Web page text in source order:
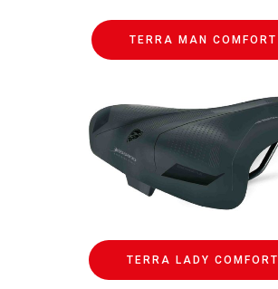
TERRA MAN COMFORT
TERRA LADY COMFORT